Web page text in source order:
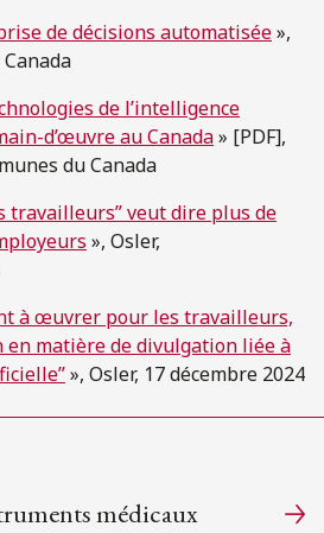
de décisions automatisée»,
de l’intelligence
d’œuvre au Canada» [PDF],
du Canada
travailleurs” veut dire plus de
», Osler,
à œuvrer pour les travailleurs,
matière de divulgation liée à
», Osler, 17 décembre 2024
médicaux